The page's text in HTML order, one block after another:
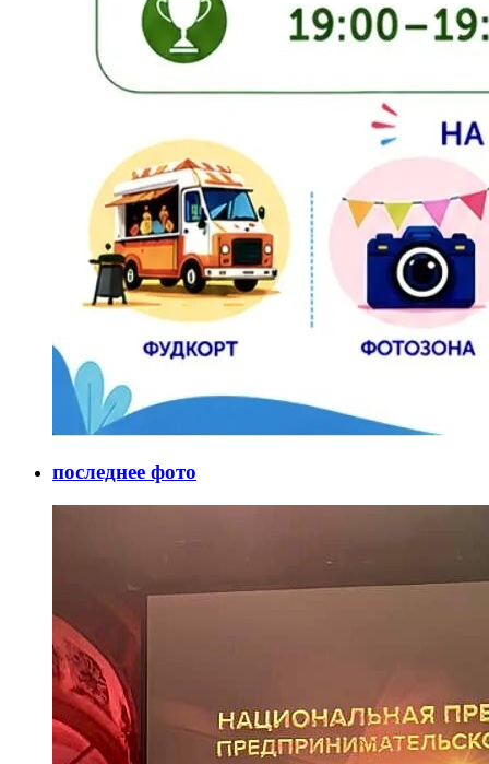
последнее фото